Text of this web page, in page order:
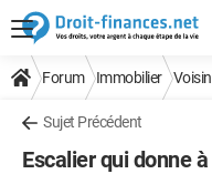
Forum Immobilier
Sujet Précédent
Escalier qui donne